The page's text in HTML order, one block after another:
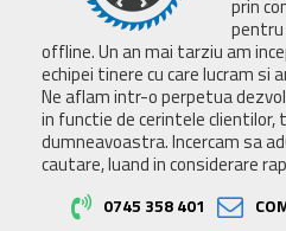
prin
offline. Un an mai tarziu am
echipei tinere cu care lucram si
Ne aflam intr-o perpetua
in functie de cerintele clientilor,
dumneavoastra. Incercam sa
cautare, luand in considerare
0745 358 401